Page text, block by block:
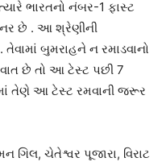
ભારતનો નંબર-1 ફાસ્ટ
છે . આ શ્રેણીની
બુમરાહને ન રમાડવાનો
વાત છે તો આ ટેસ્ટ પછી 7
તેણે આ ટેસ્ટ રમવાની જરૂર
ગિલ, ચેતેશ્વર પૂજારા, વિરાટ